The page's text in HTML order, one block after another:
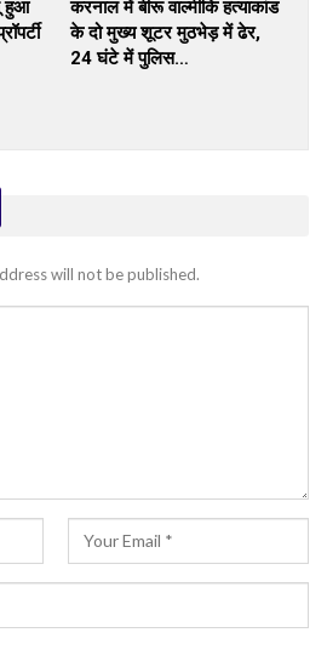
हुआ
करनाल में बीरू वाल्मीकि हत्याकांड
के दो मुख्य शूटर मुठभेड़ में ढेर,
24 घंटे में पुलिस…
will not be published.